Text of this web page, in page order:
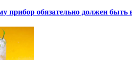
прибор обязательно должен быть